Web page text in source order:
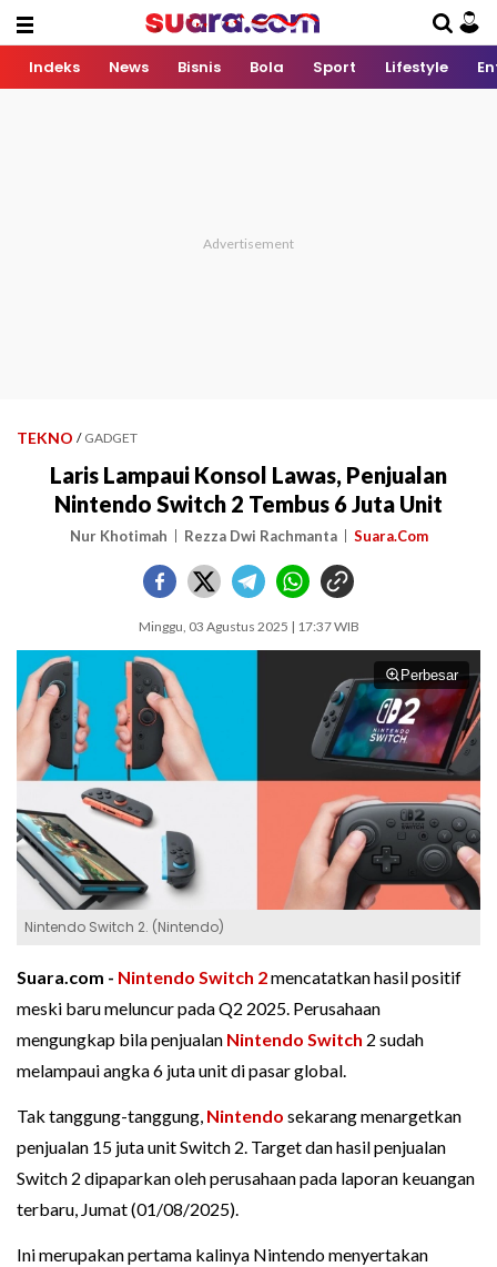
Indeks News Bisnis Bola Sport Lifestyle
TEKNO / GADGET
Laris Lampaui Konsol Lawas, Penjualan
Nintendo Switch 2 Tembus 6 Juta Unit
Nur Khotimah Rezza Dwi Rachmanta Suara.Com
Minggu, 03 Agustus 2025 | 17:37 WIB
Perbesar
Nintendo Switch 2. (Nintendo)
Suara.com - Nintendo Switch 2mencatatkan hasil positif
meski baru meluncur pada Q2 2025. Perusahaan
mengungkap bila penjualan Nintendo Switch 2 sudah
melampaui angka 6 juta unit di pasar global.
Tak tanggung-tanggung, Nintendo sekarang menargetkan
penjualan 15 juta unit Switch 2. Target dan hasil penjualan
Switch 2 dipaparkan oleh perusahaan pada laporan keuangan
terbaru, Jumat (01/08/2025).
Ini merupakan pertama kalinya Nintendo menyertakan